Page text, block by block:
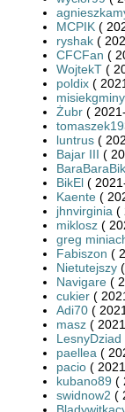
MCPIK (
ryshak (
CFCFan (
WojtekT (
poldix (
misiekgminy
Żubr (
luntrus (
Bajar III (
BikEl (
Kaente (
jhnvirginia (
miklosz (
greg
Fabiszon (
Nietutejszy
Navigare (
cukier (
Adi70 (
masz (
LesnyDziad
paellea (
pacio (
kubano89 (
swidnow2 (